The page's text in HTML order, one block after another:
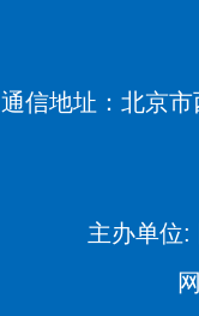
通信地址：北京
主办单位: